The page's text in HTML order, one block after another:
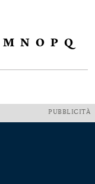
M N O P Q
PUBBLICITÀ